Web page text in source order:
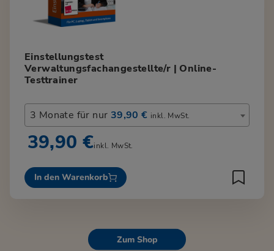
Einstellungstest
Verwaltungsfachangestellte/r | Online-
Testtrainer
3 Monate für nur 39,90 € inkl. MwSt.
39,90 €inkl. MwSt.
In den Warenkorb
Zum Shop